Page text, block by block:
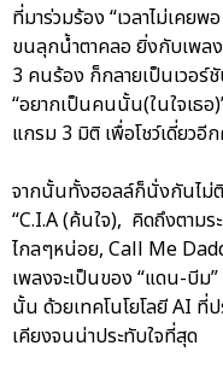
ที่มาร่วมร้อง “เวลาไม่เคย
ขนลุกน้ำตาคลอ ยิ่งกับเพล
3 คนร้อง ก็กลายเป็นเวอร์
“อยากเป็นคนนั้น(ในใจเธอ
แกรม 3 มิติ เพื่อโชว์เดี่ยวอี
จากนั้นทั้งฮอลล์ก็นั่งกันไม่ติ
“C.I.A (ค้นใจ), คิดถึงตามร
ไกลๆหน่อย, Call Me
เพลงจะเป็นของ “แดน-บีม
นั้น ด้วยเทคโนโยโลยี AI ที่
เคียงจนน่าประทับใจที่สุด